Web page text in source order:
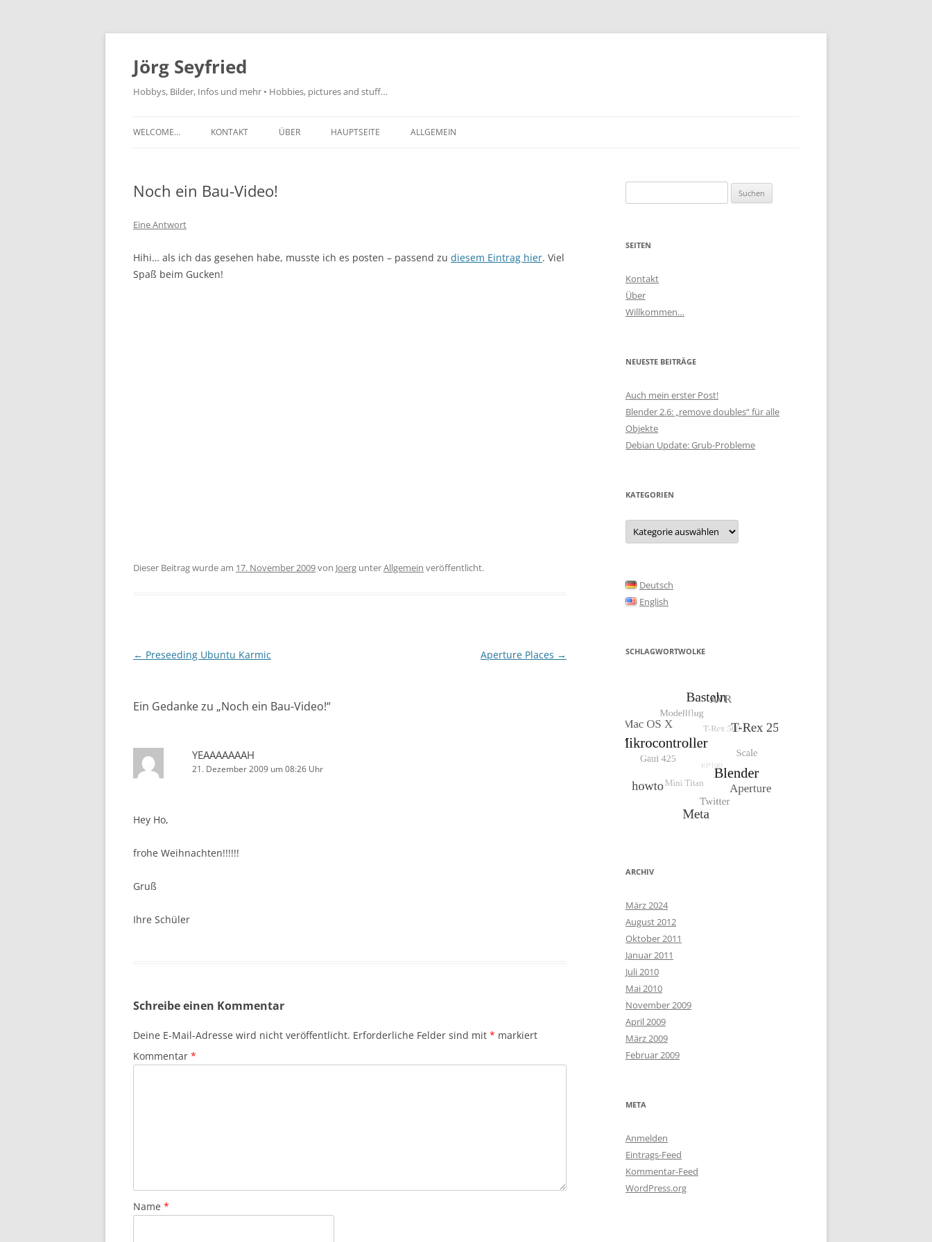
Jörg Seyfried
Hobbys, Bilder, Infos und mehr • Hobbies, pictures and stuff…
WELCOME… KONTAKT ÜBER HAUPTSEITE ALLGEMEIN
Noch ein Bau-Video!
Eine Antwort
Hihi… als ich das gesehen habe, musste ich es posten – passend zu diesem Eintrag hier. Viel
Spaß beim Gucken!
Dieser Beitrag wurde am 17. November 2009von Joerg unterAllgemein veröffentlicht.
Beitragsnavigation
← Preseeding Ubuntu Karmic Aperture Places →
Ein Gedanke zu „Noch ein Bau-Video!“
YEAAAAAAAH
21. Dezember 2009 um 08:26 Uhr
Hey Ho,
frohe Weihnachten!!!!!!
Gruß
Ihre Schüler
Schreibe einen Kommentar
Deine E-Mail-Adresse wird nicht veröffentlicht. Erforderliche Felder sind mit * markiert
Kommentar *
Name *
nach:
SEITEN
Kontakt
Über
Willkommen…
NEUESTE BEITRÄGE
Auch mein erster Post!
Blender 2.6: „remove doubles“ für alle
Objekte
Debian Update: Grub-Probleme
KATEGORIEN
Kategorien
Deutsch
English
SCHLAGWORTWOLKE
ARCHIV
März 2024
August 2012
Oktober 2011
Januar 2011
Juli 2010
Mai 2010
November 2009
April 2009
März 2009
Februar 2009
META
Anmelden
Eintrags-Feed
Kommentar-Feed
WordPress.org